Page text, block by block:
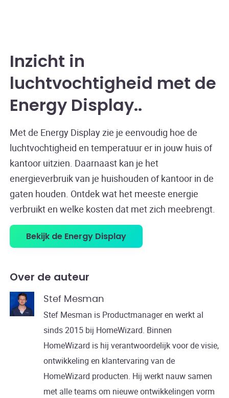
Inzicht in
luchtvochtigheid met de
Energy Display.
Met de Energy Display zie je eenvoudig hoe de
luchtvochtigheid en temperatuur er in jouw huis of
kantoor uitzien. Daarnaast kan je het
energieverbruik van je huishouden of kantoor in de
gaten houden. Ontdek wat het meeste energie
verbruikt en welke kosten dat met zich meebrengt.
Bekijk de Energy Display
Over de auteur
Stef Mesman
Stef Mesman is Productmanager en werkt al
sinds 2015 bij HomeWizard. Binnen
HomeWizard is hij verantwoordelijk voor de visie,
ontwikkeling en klantervaring van de
HomeWizard producten. Hij werkt nauw samen
met alle teams om nieuwe ontwikkelingen vorm